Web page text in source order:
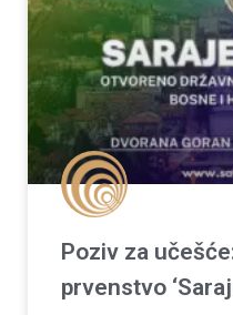
Poziv za
prvenstvo